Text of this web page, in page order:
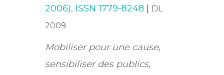
2006), ISSN 1779-8248
DL
2009
Mobiliser pour une cause,
sensibiliser des publics,